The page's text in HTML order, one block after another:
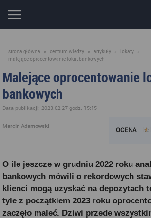
strona główna » centrum wiedzy » artykuły » lokaty »
malejące oprocentowanie lokat bankowych
Malejące oprocentowanie
bankowych
Data publikacji: 2023.02.27 godz. 15:15
Marcin Adamowski OCENA
O ile jeszcze w grudniu 2022 roku
bankowych mówili o rekordowych
klienci mogą uzyskać na depozytach
tyle z początkiem 2023 roku
zaczęło maleć. Dziwi przede